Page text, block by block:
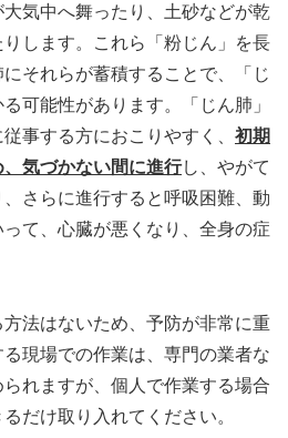
気中へ舞ったり、土砂などが乾
します。これら「粉じん」を長
それらが蓄積することで、「じ
可能性があります。「じん肺」
事する方におこりやすく、 初期
気づかない間に進行し、やがて
さらに進行すると呼吸困難、動
て、心臓が悪くなり、全身の症
法はないため、予防が非常に重
現場での作業は、専門の業者な
れますが、個人で作業する場合
だけ取り入れてください。